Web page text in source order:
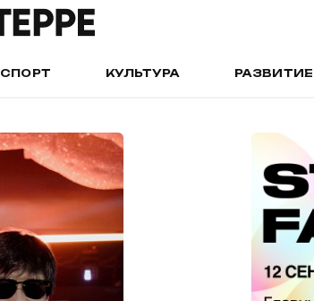
СПОРТ КУЛЬТУРА РАЗВИТИЕ